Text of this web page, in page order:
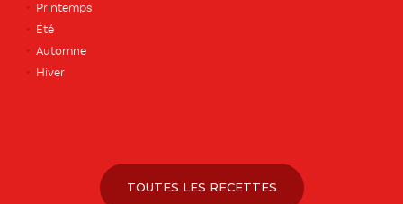
Printemps
Été
Automne
Hiver
TOUTES LES RECETTES